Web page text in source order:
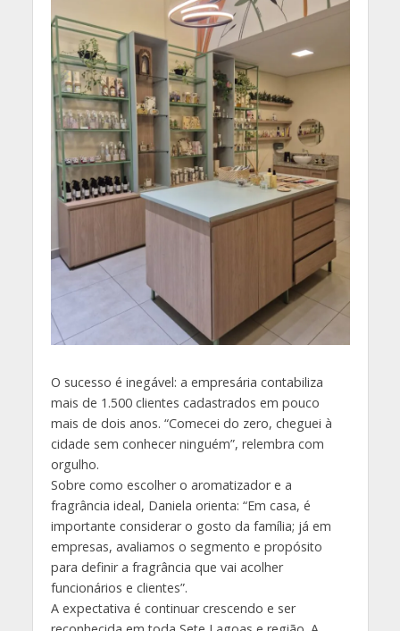
O sucesso é inegável: a empresária contabiliza
mais de 1.500 clientes cadastrados em pouco
mais de dois anos. “Comecei do zero, cheguei à
cidade sem conhecer ninguém”, relembra com
orgulho.
Sobre como escolher o aromatizador e a
fragrância ideal, Daniela orienta: “Em casa, é
importante considerar o gosto da família; já em
empresas, avaliamos o segmento e propósito
para definir a fragrância que vai acolher
funcionários e clientes”.
A expectativa é continuar crescendo e ser